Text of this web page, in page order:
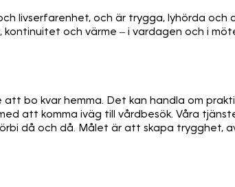
livserfarenhet, och är trygga, lyhörda
och värme – i vardagen och i
bo kvar hemma. Det kan handla om
att komma iväg till vårdbesök. Våra
då och då. Målet är att skapa trygghet,